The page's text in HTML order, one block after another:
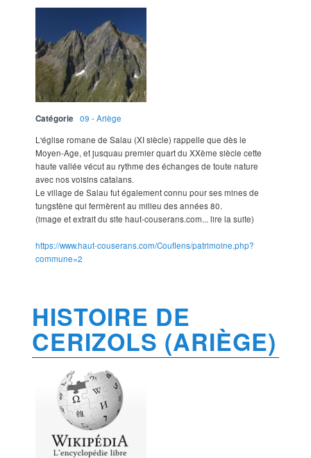
Catégorie
09 - Ariège
L'église romane de Salau (XI siècle) rappelle que dès le
Moyen-Age, et jusquau premier quart du XXème siècle cette
haute vallée vécut au rythme des échanges de toute nature
avec nos voisins catalans.
Le village de Salau fut également connu pour ses mines de
tungstène qui fermèrent au milieu des années 80.
(image et extrait du site haut-couserans.com... lire la suite)
https://www.haut-couserans.com/Couflens/patrimoine.php?
commune=2
HISTOIRE DE
CERIZOLS (ARIÈGE)